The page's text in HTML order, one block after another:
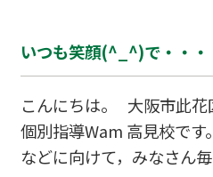
るのも途中でやめてしま
連覇するまでに・・…
マスクなどで、風邪の予
ね。 ところで、骨の健
うです。 ご参考に
で一緒にがんばってみた
んなところか知りたい人
いつも笑顔(^_^)で・・・
こんにちは。 大阪市此
個別指導Wam 高見校で
などに向けて，みなさん